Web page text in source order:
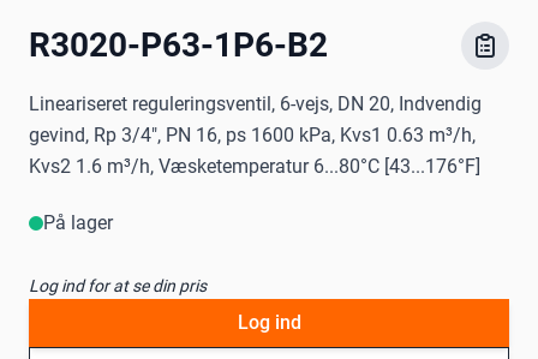
R3020-P63-1P6-B2
Lineariseret reguleringsventil, 6-vejs, DN 20, Indvendig
gevind, Rp 3/4", PN 16, ps 1600 kPa, Kvs1 0.63 m³/h,
Kvs2 1.6 m³/h, Væsketemperatur 6...80°C [43...176°F]
På lager
Log ind for at se din pris
Log ind